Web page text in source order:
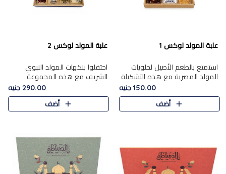
علبة المولد لوكس 1
استمتع بالطعم الأصيل لحلويات
المولد المصرية مع هذه التشكيلة
المختارة بعناية من 9 قطع. تتضمن
التشكيلة جوزرية مع فول،ملبان
150.00 جنيه
أضف
علبة المولد لوكس 2
احتفلوا بنكهات المولد النبوي
الشريف مع هذه المجموعة
الفاخرة المكونة من 19 قطعة،
والتي تم اختيارها بعناية فائقة لتُبرز
تشكيلة واسعة من الحلويات
290.00 جنيه
أضف